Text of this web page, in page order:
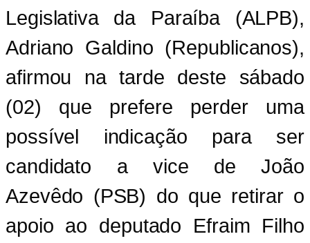
Legislativa da Paraíba (ALPB),
Adriano Galdino (Republicanos),
afirmou na tarde deste sábado
(02) que prefere perder uma
possível indicação para ser
candidato a vice de João
Azevêdo (PSB) do que retirar o
apoio ao deputado Efraim Filho